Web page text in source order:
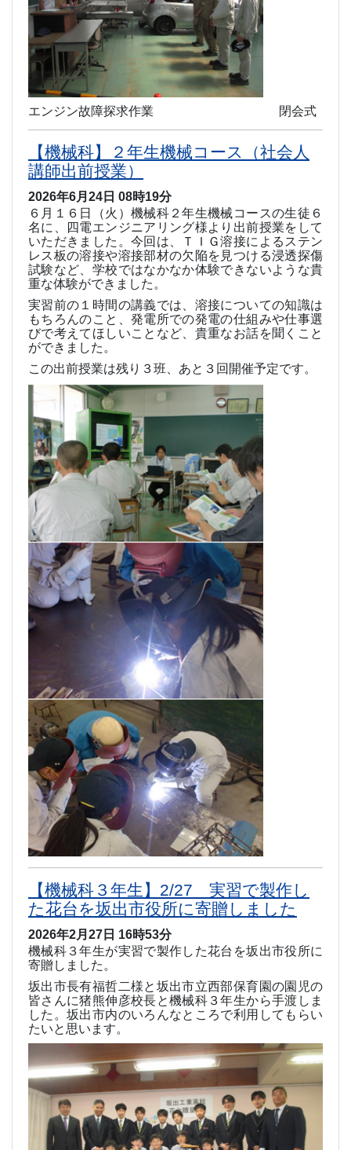
エンジン故障探求作業 閉会式
【機械科】２年生機械コース（社会人
講師出前授業）
2026年6月24日 08時19分
６月１６日（火）機械科２年生機械コースの生徒６
名に、四電エンジニアリング様より出前授業をして
いただきました。今回は、ＴＩＧ溶接によるステン
レス板の溶接や溶接部材の欠陥を見つける浸透探傷
試験など、学校ではなかなか体験できないような貴
重な体験ができました。
実習前の１時間の講義では、溶接についての知識は
もちろんのこと、発電所での発電の仕組みや仕事選
びで考えてほしいことなど、貴重なお話を聞くこと
ができました。
この出前授業は残り３班、あと３回開催予定です。
【機械科３年生】2/27 実習で製作し
た花台を坂出市役所に寄贈しました
2026年2月27日 16時53分
機械科３年生が実習で製作した花台を坂出市役所に
寄贈しました。
坂出市長有福哲二様と坂出市立西部保育園の園児の
皆さんに猪熊伸彦校長と機械科３年生から手渡しま
した。坂出市内のいろんなところで利用してもらい
たいと思います。